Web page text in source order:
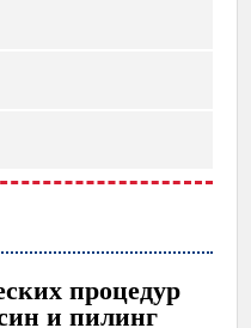
процедур
и пилинг